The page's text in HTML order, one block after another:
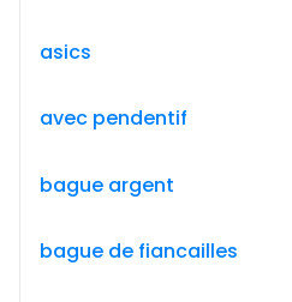
asics
avec pendentif
bague argent
bague de fiancailles